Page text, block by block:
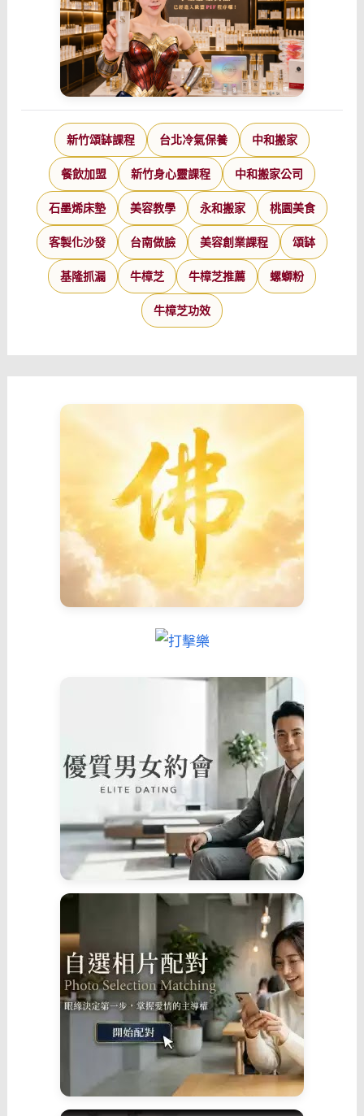
新竹頌缽課程 台北冷氣保養 中和搬家
餐飲加盟 新竹身心靈課程 中和搬家公司
石墨烯床墊 美容教學 永和搬家 桃園美食
客製化沙發 台南做臉 美容創業課程 頌缽
基隆抓漏 牛樟芝 牛樟芝推薦 螺螄粉
牛樟芝功效